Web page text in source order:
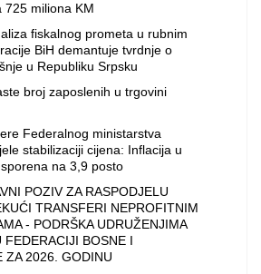
725 miliona KM
fiskalnog prometa u rubnim
BiH demantuje tvrdnje o
u Republiku Srpsku
broj zaposlenih u trgovini
Federalnog ministarstva
stabilizaciji cijena: Inflacija u
na 3,9 posto
POZIV ZA RASPODJELU
TRANSFERI NEPROFITNIM
- PODRŠKA UDRUŽENJIMA
FEDERACIJI BOSNE I
ZA 2026. GODINU